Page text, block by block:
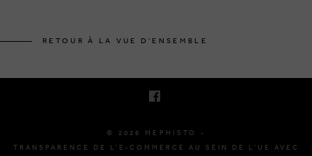
RETOUR À LA VUE D'ENSEMBLE
© 2026 MEPHISTO -
TRANSPARENCE DE L'E-COMMERCE AU SEIN DE L'UE AVEC